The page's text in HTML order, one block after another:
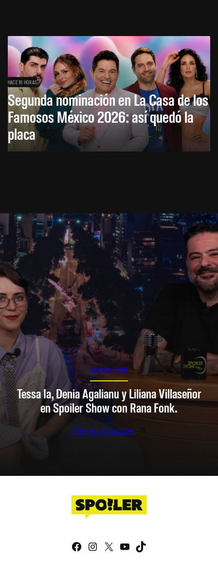
HACE 16 HORAS
Segunda nominación en La Casa de los
Famosos México 2026: así quedó la
placa
SPOILER SHOW
Tessa Ia, Denia Agalianu y Liliana Villaseñor
en Spoiler Show con Rana Fonk.
Ver en Youtube
Facebook
Instagram
X YouTube